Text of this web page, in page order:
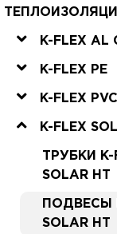
K-FLEX AL
K-FLEX PE
K-FLEX
K-FLEX
ТРУБКИ K-
SOLAR HT
ПОДВЕСЫ
SOLAR HT